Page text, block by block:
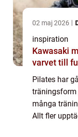
02 maj 2026
inspiration
Kawasaki
varvet till
Pilates har
många
Allt fler